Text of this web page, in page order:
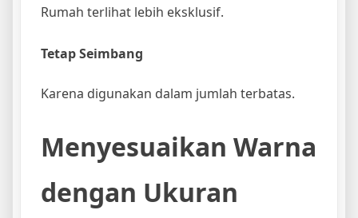
Rumah terlihat lebih eksklusif.
Tetap Seimbang
Karena digunakan dalam jumlah terbatas.
Menyesuaikan Warna
dengan Ukuran